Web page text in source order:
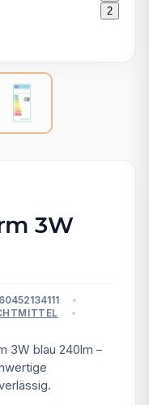
2
3W
3W blau 240lm –